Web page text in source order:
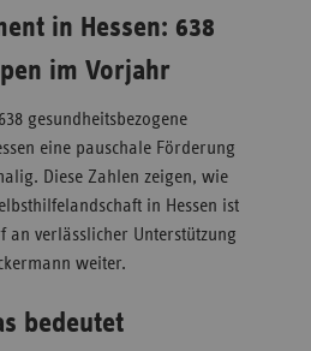
in Hessen: 638
im Vorjahr
gesundheitsbezogene
eine pauschale Förderung
Diese Zahlen zeigen, wie
in Hessen ist
verlässlicher Unterstützung
weiter.
bedeutet